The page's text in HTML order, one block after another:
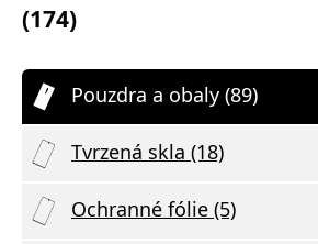
(174)
Pouzdra a obaly (89)
Tvrzená skla (18)
Ochranné fólie (5)